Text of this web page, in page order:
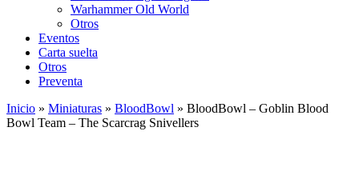
Warhammer Old World
Otros
Eventos
Carta suelta
Otros
Preventa
Inicio » Miniaturas » BloodBowl » BloodBowl – Goblin Blood
Bowl Team – The Scarcrag Snivellers